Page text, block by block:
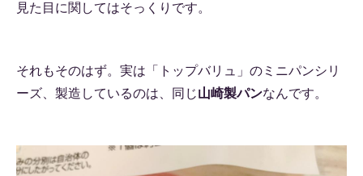
見た目に関してはそっくりです。
それもそのはず。実は「トップバリュ」のミニパンシリ
ーズ、製造しているのは、同じ山崎製パンなんです。